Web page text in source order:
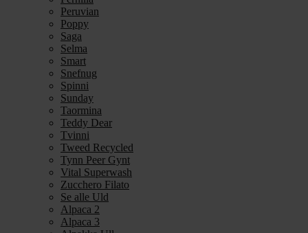
Peruvian
Poppy
Saga
Selma
Smart
Snefnug
Spinni
Sunday
Taormina
Teddy Dear
Tvinni
Tweed Recycled
Tynn Peer Gynt
Vital Superwash
Zucchero Filato
Se alle Uld
Alpaca 2
Alpaca 3